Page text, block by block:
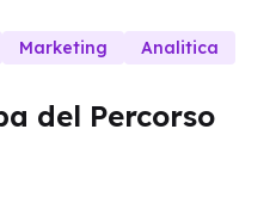
Marketing Analitica
del Percorso